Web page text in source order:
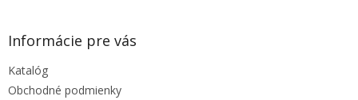
Informácie pre vás
Katalóg
Obchodné podmienky